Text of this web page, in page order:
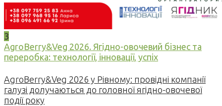
3
AgroBerry&Veg 2026. Ягідно-овочевий бізнес та
переробка: технології, інновації, успіх
AgroBerry&Veg 2026 у Рівному: провідні компанії
галузі долучаються до головної ягідно-овочевої
події року